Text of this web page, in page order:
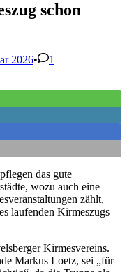
schon
2026• 1
das gute
wozu auch eine
zählt,
laufenden Kirmeszugs
Kirmesvereins.
Markus Loetz, sei „für